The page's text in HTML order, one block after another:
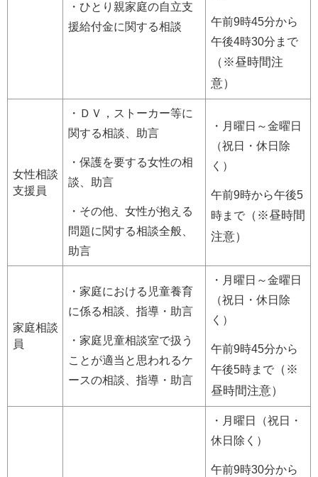
・ひとり親家庭の自立支
援給付金に関する相談
午前9時45分から
午後4時30分まで
（※昼時間注
意）
女性相談
支援員
・ＤＶ，ストーカー等に
関する相談、助言
・保護を要する女性の相
談、助言
・その他、女性が抱える
問題に関する相談全般、
助言
・月曜日～金曜日
（祝日・休日除
く）
午前9時から午後5
時まで（※昼時間
注意）
家庭相談
員
・家庭における児童養育
に係る相談、指導・助言
・家庭児童相談室で扱う
ことが適当と思われるケ
ースの相談、指導・助言
・月曜日～金曜日
（祝日・休日除
く）
午前9時45分から
午後5時まで（※
昼時間注意）
・月曜日（祝日・
休日除く）
午前9時30分から